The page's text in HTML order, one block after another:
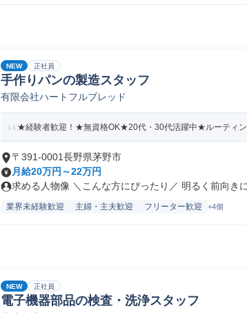
NEW 正社員
手作りパンの製造スタッフ
有限会社ハートフルブレッド
★経験者歓迎！★無資格OK★20代・30代活躍中★ルーティ
〒391-0001長野県茅野市
月給20万円～22万円
求める人物像 ＼こんな方にぴったり／ 明るく前向き
業界未経験歓迎 主婦・主夫歓迎 フリーター歓迎 +4個
NEW 正社員
電子機器部品の検査・洗浄スタッフ